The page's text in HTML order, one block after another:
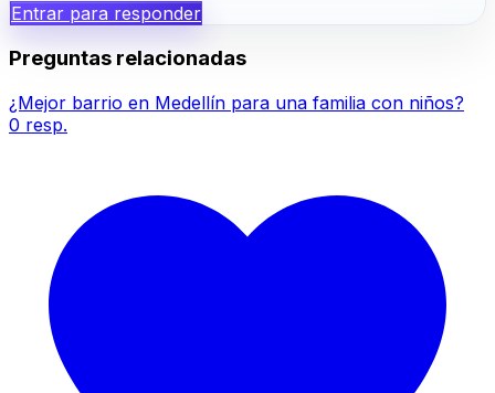
Entrar para responder
Preguntas relacionadas
¿Mejor barrio en Medellín para una familia con niños?
0 resp.